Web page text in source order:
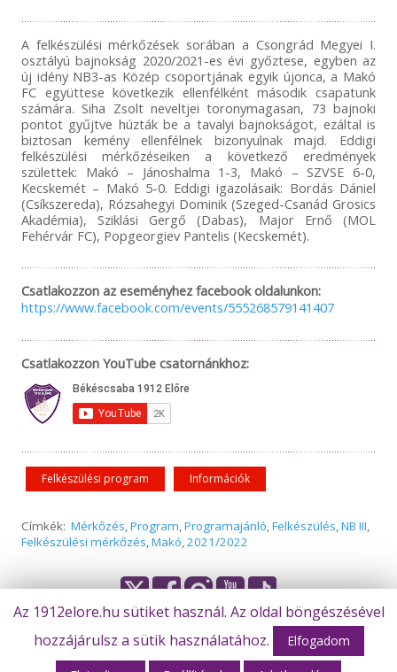
A felkészülési mérkőzések sorában a Csongrád Megyei I.
osztályú bajnokság 2020/2021-es évi győztese, egyben az
új idény NB3-as Közép csoportjának egyik újonca, a Makó
FC együttese következik ellenfélként második csapatunk
számára. Siha Zsolt neveltjei toronymagasan, 73 bajnoki
pontot gyűjtve húzták be a tavalyi bajnokságot, ezáltal is
biztosan kemény ellenfélnek bizonyulnak majd. Eddigi
felkészülési mérkőzéseiken a következő eredmények
születtek: Makó – Jánoshalma 1-3, Makó – SZVSE 6-0,
Kecskemét – Makó 5-0. Eddigi igazolásaik: Bordás Dániel
(Csíkszereda), Rózsahegyi Dominik (Szeged-Csanád Grosics
Akadémia), Sziklási Gergő (Dabas), Major Ernő (MOL
Fehérvár FC), Popgeorgiev Pantelis (Kecskemét).
Csatlakozzon az eseményhez facebook oldalunkon:
https://www.facebook.com/events/555268579141407
Csatlakozzon YouTube csatornánkhoz:
Felkészülési program Információk
Címkék: Mérkőzés,Program,Programajánló,Felkészülés,NB III,
Felkészülési mérkőzés,Makó,2021/2022
© Békéscsaba 1912 Előre Futball Zrt.
Az 1912elore.hu sütiket használ. Az oldal böngészésével
hozzájárulsz a sütik használatához.
Elfogadom
Olvasta már?